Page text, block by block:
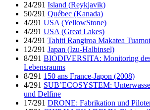
24/291 Island (Reykjavik)
50/291 Québec (Kanada)
4/291 USA (YellowStone)
4/291 USA (Great Lakes)
24/291 Tahiti Rangiroa Makatea
12/291 Japan (Izu-Halbinsel)
8/291 BIODIVERSITA: Monitoring
Lebensraums
8/291 150 ans France-Japon (2008)
4/291 SUB’ECOSYSTEM:
und Delfine
17/291 DRONE: Fabrikation und